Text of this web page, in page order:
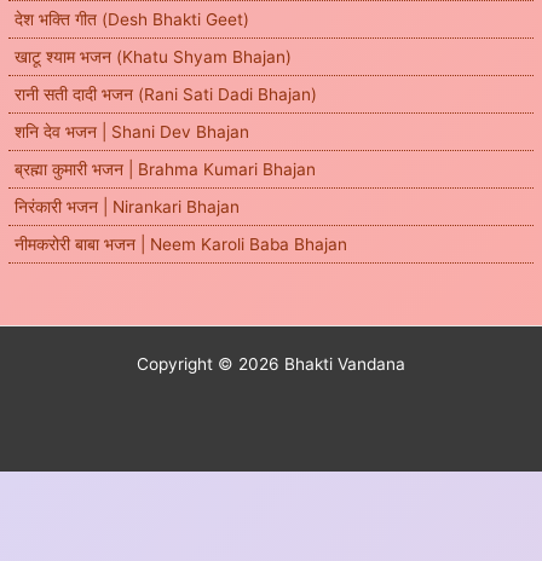
देश भक्ति गीत (Desh Bhakti Geet)
खाटू श्याम भजन (Khatu Shyam Bhajan)
रानी सती दादी भजन (Rani Sati Dadi Bhajan)
शनि देव भजन | Shani Dev Bhajan
ब्रह्मा कुमारी भजन | Brahma Kumari Bhajan
निरंकारी भजन | Nirankari Bhajan
नीमकरोरी बाबा भजन | Neem Karoli Baba Bhajan
Copyright © 2026 Bhakti Vandana